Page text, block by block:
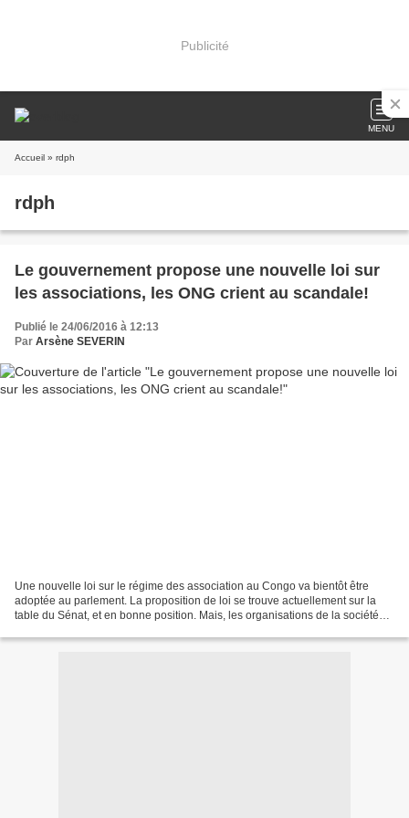
Publicité
MENU
Accueil » rdph
rdph
Le gouvernement propose une nouvelle loi sur
les associations, les ONG crient au scandale!
Publié le 24/06/2016 à 12:13
Par Arsène SEVERIN
Une nouvelle loi sur le régime des association au Congo va bientôt être
adoptée au parlement. La proposition de loi se trouve actuellement sur la
table du Sénat, et en bonne position. Mais, les organisations de la société